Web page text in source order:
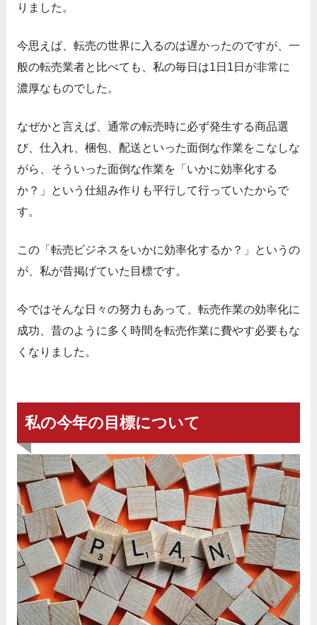
りました。
今思えば、転売の世界に入るのは遅かったのですが、一
般の転売業者と比べても、私の毎日は1日1日が非常に
濃厚なものでした。
なぜかと言えば、通常の転売時に必ず発生する商品選
び、仕入れ、梱包、配送といった面倒な作業をこなしな
がら、そういった面倒な作業を「いかに効率化する
か？」という仕組み作りも平行して行っていたからで
す。
この「転売ビジネスをいかに効率化するか？」というの
が、私が昔掲げていた目標です。
今ではそんな日々の努力もあって、転売作業の効率化に
成功、昔のように多く時間を転売作業に費やす必要もな
くなりました。
私の今年の目標について